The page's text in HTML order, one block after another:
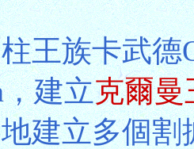
王族卡武德
建立克爾曼
建立多個割